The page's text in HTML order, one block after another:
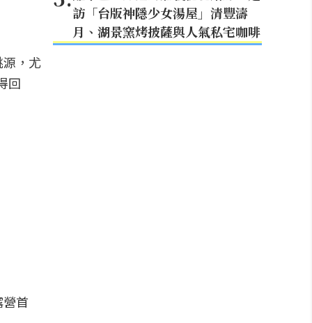
，尤
回
首
訪「台版神隱少女湯屋」清豐濤
月、湖景窯烤披薩與人氣私宅咖啡